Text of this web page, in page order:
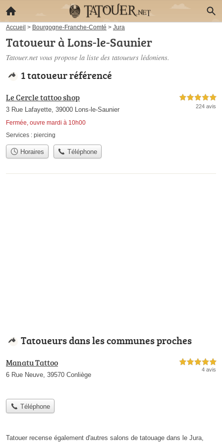
Accueil > Bourgogne-Franche-Comté > Jura
Tatoueur à Lons-le-Saunier
Tatouer.net vous propose la liste des tatoueurs lédoniens.
1 tatoueur référencé
Le Cercle tattoo shop
3 Rue Lafayette, 39000 Lons-le-Saunier
Fermée, ouvre mardi à 10h00
5,0 étoiles sur 5
224 avis
Services : piercing
Horaires Téléphone
Tatoueurs dans les communes proches
Manatu Tattoo
6 Rue Neuve, 39570 Conliège
5,0 étoiles sur 5
4 avis
Téléphone
Tatouer recense également d'autres salons de tatouage dans le Jura,